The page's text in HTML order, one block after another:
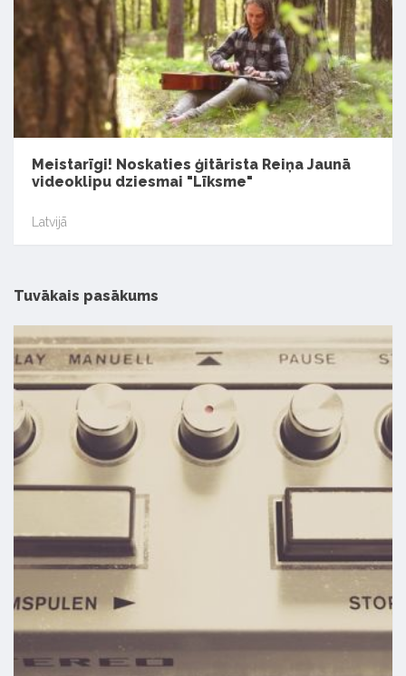
Meistarīgi! Noskaties ģitārista Reiņa Jaunā
videoklipu dziesmai "Līksme"
Latvijā
Tuvākais pasākums